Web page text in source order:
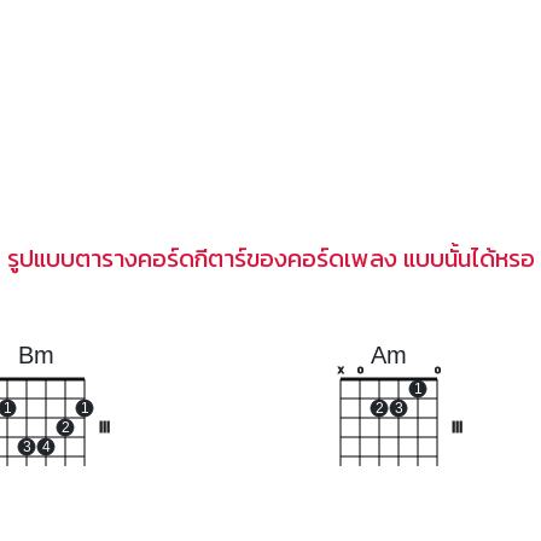
รูปแบบตารางคอร์ดกีตาร์ของคอร์ดเพลง แบบนั้นได้หรอ
Bm
1
3 4
2
1
Am
x o
2 3
1
o